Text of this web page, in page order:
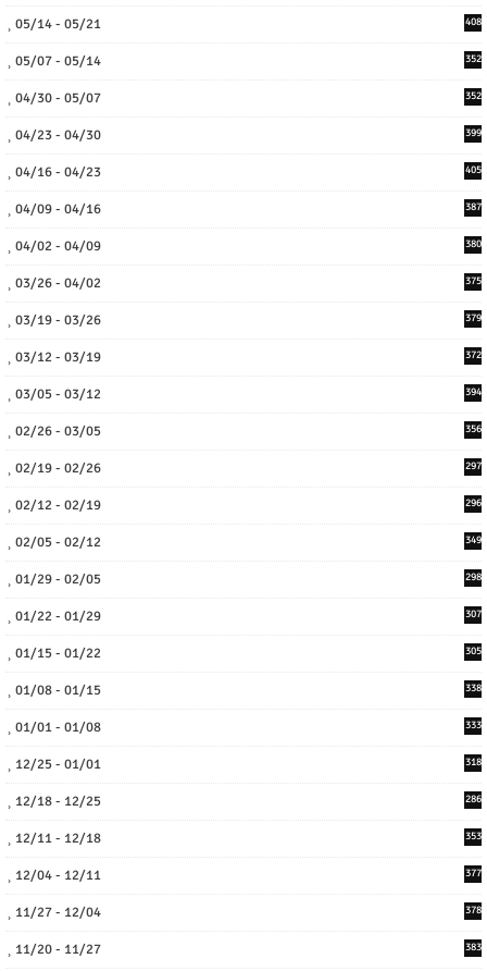
05/14 - 05/21 408
05/07 - 05/14 352
04/30 - 05/07 352
04/23 - 04/30 399
04/16 - 04/23 405
04/09 - 04/16 387
04/02 - 04/09 380
03/26 - 04/02 375
03/19 - 03/26 379
03/12 - 03/19 372
03/05 - 03/12 394
02/26 - 03/05 356
02/19 - 02/26 297
02/12 - 02/19 296
02/05 - 02/12 349
01/29 - 02/05 298
01/22 - 01/29 307
01/15 - 01/22 305
01/08 - 01/15 338
01/01 - 01/08 333
12/25 - 01/01 318
12/18 - 12/25 286
12/11 - 12/18 353
12/04 - 12/11 377
11/27 - 12/04 378
11/20 - 11/27 383